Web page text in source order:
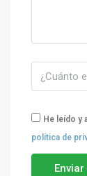
He leído y
política de